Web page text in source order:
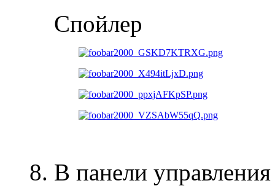
Спойлер
В панели